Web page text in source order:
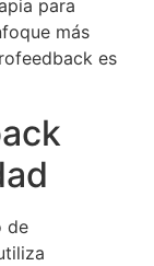
para
más
es
de